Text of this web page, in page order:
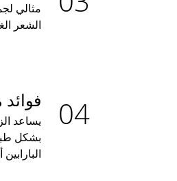
مثالي
الشعر
يساعد
بشكل